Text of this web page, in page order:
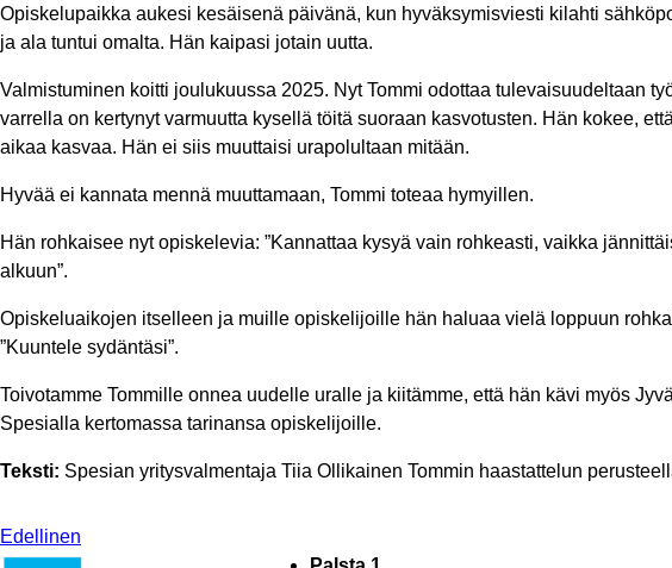
Opiskelupaikka aukesi kesäisenä päivänä, kun hyväksymisviesti kilahti
ja ala tuntui omalta. Hän kaipasi jotain uutta.
Valmistuminen koitti joulukuussa 2025. Nyt Tommi odottaa tulevaisuudeltaan
varrella on kertynyt varmuutta kysellä töitä suoraan kasvotusten. Hän kokee,
aikaa kasvaa. Hän ei siis muuttaisi urapolultaan mitään.
Hyvää ei kannata mennä muuttamaan, Tommi toteaa hymyillen.
Hän rohkaisee nyt opiskelevia: ”Kannattaa kysyä vain rohkeasti, vaikka
alkuun”.
Opiskeluaikojen itselleen ja muille opiskelijoille hän haluaa vielä loppuun
”Kuuntele sydäntäsi”.
Toivotamme Tommille onnea uudelle uralle ja kiitämme, että hän kävi myös
Spesialla kertomassa tarinansa opiskelijoille.
Teksti: Spesian yritysvalmentaja Tiia Ollikainen Tommin haastattelun
Edellinen